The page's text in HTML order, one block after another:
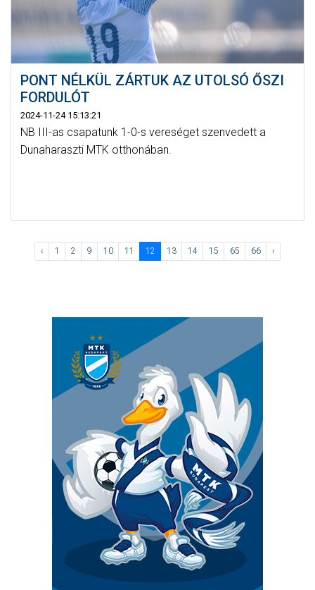
PONT NÉLKÜL ZÁRTUK AZ UTOLSÓ ŐSZI
FORDULÓT
2024-11-24 15:13:21
NB III-as csapatunk 1-0-s vereséget szenvedett a
Dunaharaszti MTK otthonában.
‹ 1 2 9 10 11 12 13 14 15 65 66 ›